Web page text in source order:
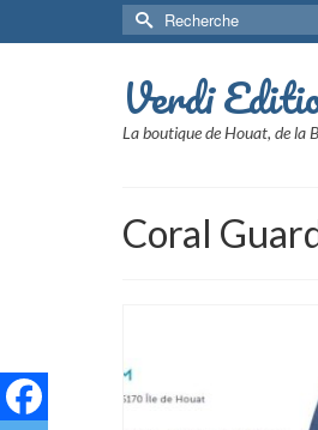
Rechercher :
Verdi
La boutique de Houat, de la
Coral